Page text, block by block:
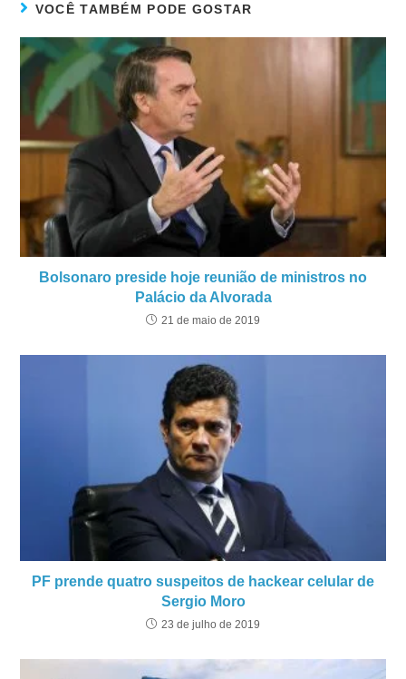
VOCÊ TAMBÉM PODE GOSTAR
Bolsonaro preside hoje reunião de ministros no
Palácio da Alvorada
21 de maio de 2019
PF prende quatro suspeitos de hackear celular de
Sergio Moro
23 de julho de 2019